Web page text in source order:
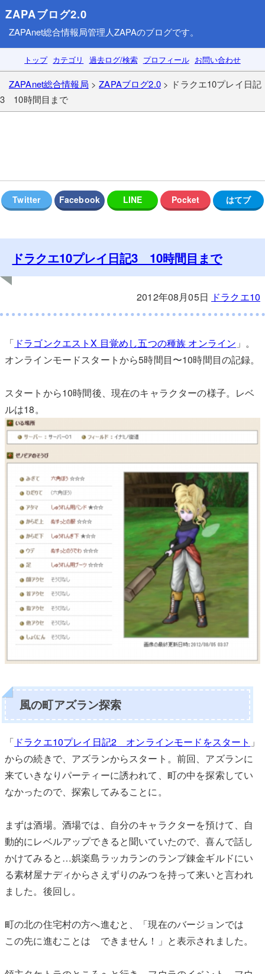
ZAPAブログ2.0
ZAPAnet総合情報局管理人ZAPAのブログです。
トップ カテゴリ 過去ログ/検索 プロフィール お問い合わせ
ZAPAnet総合情報局 >ZAPAブログ2.0> ドラクエ10プレイ日記
3 10時間目まで
ドラクエ10プレイ日記3 10時間目まで
2012年08月05日 ドラクエ10
「 ドラゴンクエストX 目覚めし五つの種族 オンライン 」。
オンラインモードスタートから5時間目〜10時間目の記録。
スタートから10時間後、現在のキャラクターの様子。レベ
ルは18。
風の町アズラン探索
「 ドラクエ10プレイ日記2 オンラインモードをスタート 」
からの続きで、アズランからスタート。前回、アズランに
来ていきなりパーティーに誘われて、町の中を探索してい
なかったので、探索してみることに。
まずは酒場。酒場では、自分のキャラクターを預けて、自
動的にレベルアップできると聞いていたので、喜んで話し
かけてみると…娯楽島ラッカランのランプ錬金ギルドにい
る素材屋ナディからさえずりのみつを持って来いと言われ
ました。後回し。
町の北の住宅村の方へ進むと、「現在のバージョンでは
この先に進むことは できません！」と表示されました。